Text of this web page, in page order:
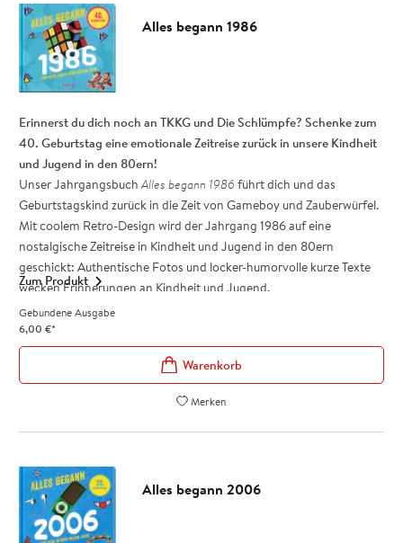
Kurztexte wecken Erinnerungen!
Für Frauen und Männer Jahrgang 1996: Ein besonderes
Geschenk zum runden Geburtstag
Das Jahrgangsbuch
30. Geburtstag, das auf der jeder Party für reichlich Gesprächsstoff
sorgt!
Alles begann 1986
Erinnerst du dich noch an TKKG und Die Schlümpfe? Schenke zum
40. Geburtstag eine emotionale Zeitreise zurück in unsere Kindheit
und Jugend in den 80ern!
Unser JahrgangsbuchAlles begann 1986 führt dich und das
Geburtstagskind zurück in die Zeit von Gameboy und Zauberwürfel.
Mit coolem Retro-Design wird der Jahrgang 1986 auf eine
nostalgische Zeitreise in Kindheit und Jugend in den 80ern
geschickt: Authentische Fotos und locker-humorvolle kurze Texte
wecken Erinnerungen an Kindheit und Jugend.
Die Ära-Highlights der 80er-Jahre aus Lifestyle, Kultur, Medien und
Gesellschaft unterstützen den »Weißt du noch«-Effekt und wecken
garantiert jede Menge fröhliche Erinnerungen. Das Jahrgangsbuch
ist ein tolles Geschenk zum 40. Geburtstag, das
auf jeder Party für reichlich Gesprächsstoff mit Freund*innen und
Charmante Geschenkidee und beliebt als kleines Zusatz-
in die 80er-Jahre
Cooles Retro-Design - Authentische Fotos und lockere
Kurztexte wecken Erinnerungen!
Für Frauen und Männer Jahrgang 1986: Ein besonderes
Zum Produkt
Gebundene Ausgabe
6,00 €*
Merken
Alles begann 2006